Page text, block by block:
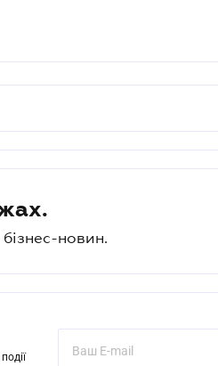
бізнес-новин.